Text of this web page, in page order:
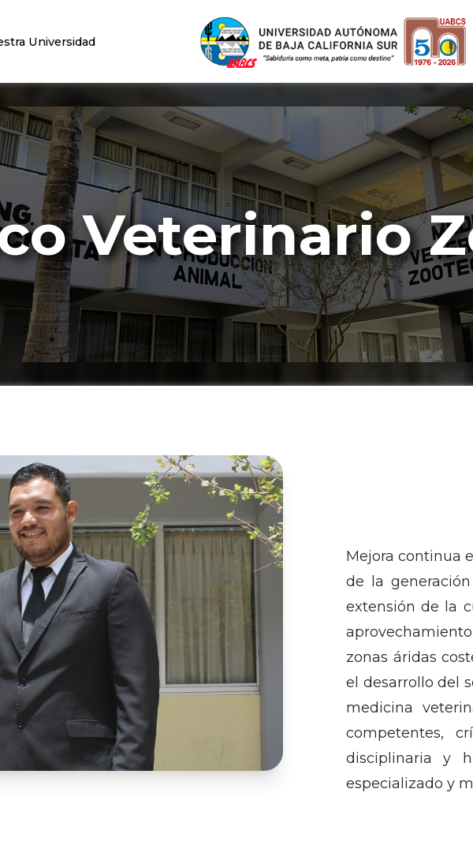
Universidad
Veterinario
Mejora continua
de la
extensión de la
zonas áridas
el desarrollo del
medicina
competentes,
disciplinaria y
especializado y